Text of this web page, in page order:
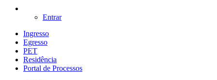
Entrar
Ingresso
Egresso
PET
Residência
Portal de Processos